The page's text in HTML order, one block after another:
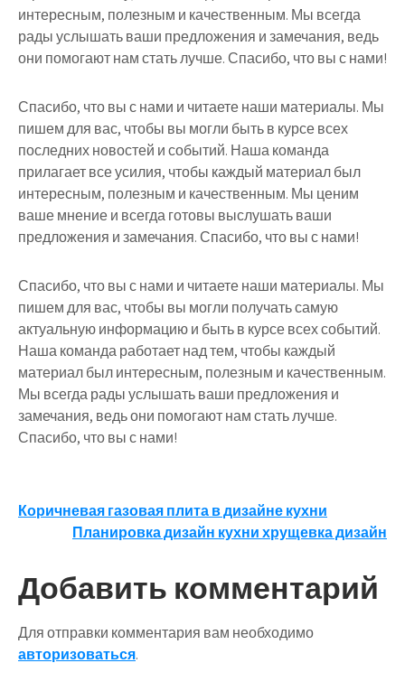
интересным, полезным и качественным. Мы всегда
рады услышать ваши предложения и замечания, ведь
они помогают нам стать лучше. Спасибо, что вы с нами!
Спасибо, что вы с нами и читаете наши материалы. Мы
пишем для вас, чтобы вы могли быть в курсе всех
последних новостей и событий. Наша команда
прилагает все усилия, чтобы каждый материал был
интересным, полезным и качественным. Мы ценим
ваше мнение и всегда готовы выслушать ваши
предложения и замечания. Спасибо, что вы с нами!
Спасибо, что вы с нами и читаете наши материалы. Мы
пишем для вас, чтобы вы могли получать самую
актуальную информацию и быть в курсе всех событий.
Наша команда работает над тем, чтобы каждый
материал был интересным, полезным и качественным.
Мы всегда рады услышать ваши предложения и
замечания, ведь они помогают нам стать лучше.
Спасибо, что вы с нами!
Навигация
записям
Коричневая газовая плита в дизайне кухни
Планировка дизайн кухни хрущевка дизайн
Добавить комментарий
Для отправки комментария вам необходимо
авторизоваться.